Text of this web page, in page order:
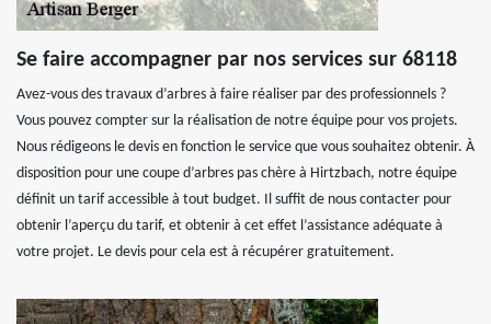
Se faire accompagner par nos services sur 68118
Avez-vous des travaux d’arbres à faire réaliser par des professionnels ?
Vous pouvez compter sur la réalisation de notre équipe pour vos projets.
Nous rédigeons le devis en fonction le service que vous souhaitez obtenir. À
disposition pour une coupe d’arbres pas chère à Hirtzbach, notre équipe
définit un tarif accessible à tout budget. Il suffit de nous contacter pour
obtenir l’aperçu du tarif, et obtenir à cet effet l’assistance adéquate à
votre projet. Le devis pour cela est à récupérer gratuitement.